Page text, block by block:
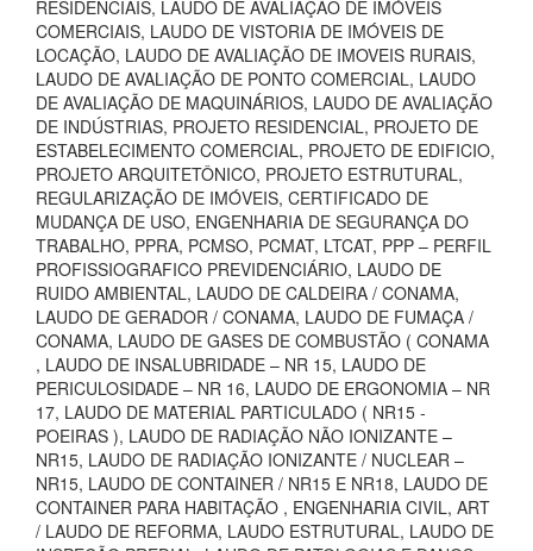
RESIDENCIAIS, LAUDO DE AVALIAÇÃO DE IMÓVEIS
COMERCIAIS, LAUDO DE VISTORIA DE IMÓVEIS DE
LOCAÇÃO, LAUDO DE AVALIAÇÃO DE IMOVEIS RURAIS,
LAUDO DE AVALIAÇÃO DE PONTO COMERCIAL, LAUDO
DE AVALIAÇÃO DE MAQUINÁRIOS, LAUDO DE AVALIAÇÃO
DE INDÚSTRIAS, PROJETO RESIDENCIAL, PROJETO DE
ESTABELECIMENTO COMERCIAL, PROJETO DE EDIFICIO,
PROJETO ARQUITETÔNICO, PROJETO ESTRUTURAL,
REGULARIZAÇÃO DE IMÓVEIS, CERTIFICADO DE
MUDANÇA DE USO, ENGENHARIA DE SEGURANÇA DO
TRABALHO, PPRA, PCMSO, PCMAT, LTCAT, PPP – PERFIL
PROFISSIOGRAFICO PREVIDENCIÁRIO, LAUDO DE
RUIDO AMBIENTAL, LAUDO DE CALDEIRA / CONAMA,
LAUDO DE GERADOR / CONAMA, LAUDO DE FUMAÇA /
CONAMA, LAUDO DE GASES DE COMBUSTÃO ( CONAMA
, LAUDO DE INSALUBRIDADE – NR 15, LAUDO DE
PERICULOSIDADE – NR 16, LAUDO DE ERGONOMIA – NR
17, LAUDO DE MATERIAL PARTICULADO ( NR15 -
POEIRAS ), LAUDO DE RADIAÇÃO NÃO IONIZANTE –
NR15, LAUDO DE RADIAÇÃO IONIZANTE / NUCLEAR –
NR15, LAUDO DE CONTAINER / NR15 E NR18, LAUDO DE
CONTAINER PARA HABITAÇÃO , ENGENHARIA CIVIL, ART
/ LAUDO DE REFORMA, LAUDO ESTRUTURAL, LAUDO DE